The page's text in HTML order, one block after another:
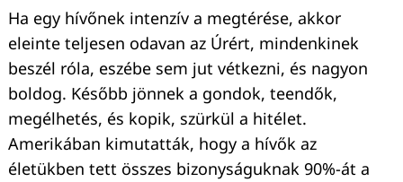
Ha egy hívőnek intenzív a megtérése, akkor
eleinte teljesen odavan az Úrért, mindenkinek
beszél róla, eszébe sem jut vétkezni, és nagyon
boldog. Később jönnek a gondok, teendők,
megélhetés, és kopik, szürkül a hitélet.
Amerikában kimutatták, hogy a hívők az
életükben tett összes bizonyságuknak 90%-át a